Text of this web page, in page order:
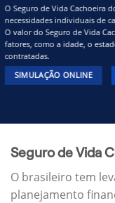
O Seguro de Vida Cachoeira
necessidades individuais de
O valor do Seguro de Vida
fatores, como a idade, o
contratadas.
SIMULAÇÃO ONLINE
Seguro de Vida
O brasileiro tem
planejamento